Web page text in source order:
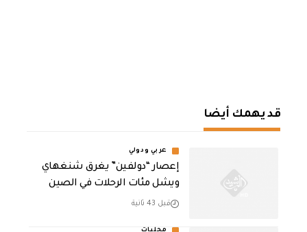
قد يهمك أيضا
عربي ودولي
إعصار “دولفين” يغرق شنغهاي
ويشل مئات الرحلات في الصين
قبل 43 ثانية
محليات